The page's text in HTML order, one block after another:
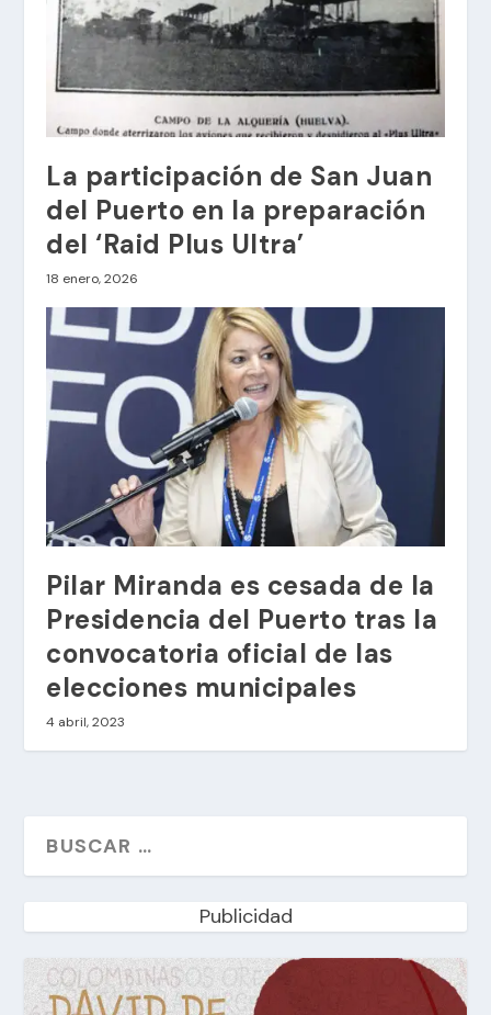
La participación de San Juan
del Puerto en la preparación
del ‘Raid Plus Ultra’
18 enero, 2026
Pilar Miranda es cesada de la
Presidencia del Puerto tras la
convocatoria oficial de las
elecciones municipales
4 abril, 2023
Publicidad